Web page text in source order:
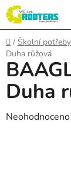
Přejít
na
obsah
Domů
/ Školní
Duha růžová
Duha
Průměrné
Neohodnoceno